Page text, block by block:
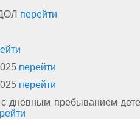
перейти
перейти
перейти
с дневным пребыванием